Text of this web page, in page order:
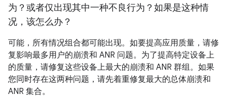
为？或者仅出现其中一种不良行为？如果是这种情
况，该怎么办？
可能，所有情况组合都可能出现。如要提高应用质量，请修
复影响最多用户的崩溃和 ANR 问题。为了提高特定设备上
的质量，请修复这些设备上最大的崩溃和 ANR 群组。如果
您同时存在这两种问题，请先着重修复最大的总体崩溃和
ANR 集合。